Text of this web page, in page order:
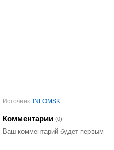
Источник: INFOMSK
Комментарии (0)
Ваш комментарий будет первым